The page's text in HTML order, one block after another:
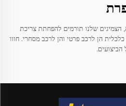
הצמיגים שלנו תורמים להפחתת צריכת
הן לרכב פרטי והן לרכב מסחרי. חווו